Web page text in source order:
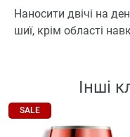
Наносити двічі на
шиї, крім області
Інші
SALE